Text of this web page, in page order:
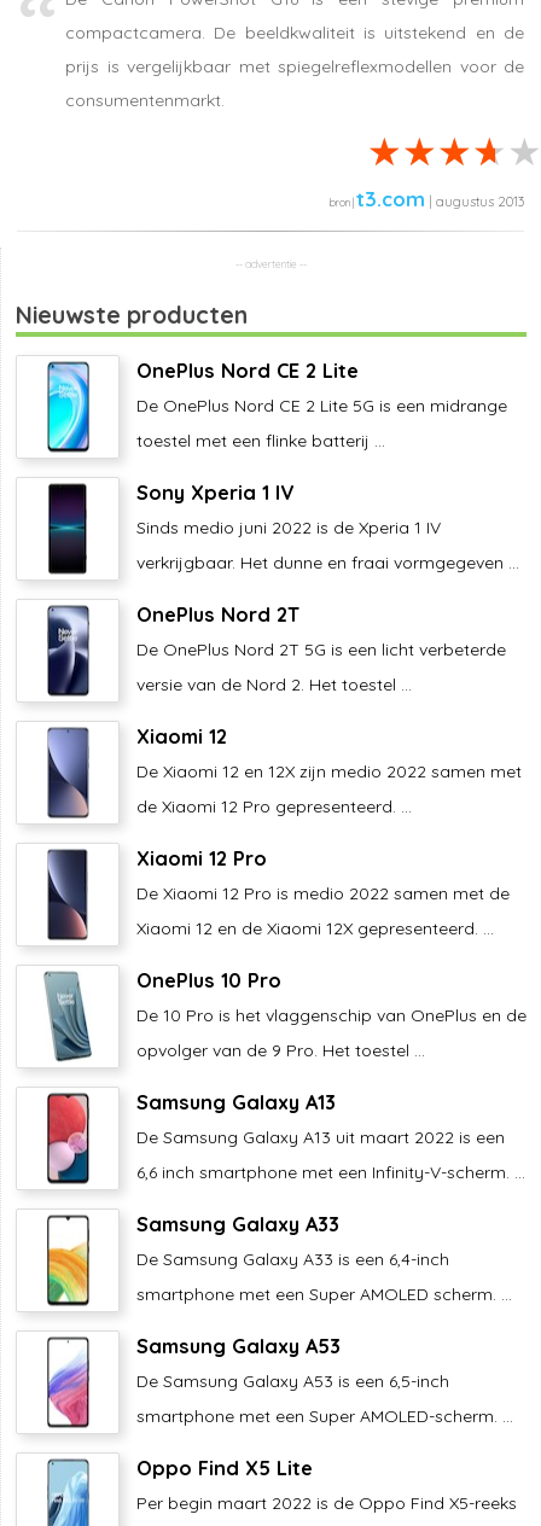
compactcamera. De beeldkwaliteit is uitstekend en de
prijs is vergelijkbaar met spiegelreflexmodellen voor de
consumentenmarkt.
t3.com | augustus 2013
Nieuwste producten
OnePlus Nord CE 2 Lite
De OnePlus Nord CE 2 Lite 5G is een midrange
toestel met een flinke batterij ...
Sony Xperia 1 IV
Sinds medio juni 2022 is de Xperia 1 IV
verkrijgbaar. Het dunne en fraai vormgegeven ...
OnePlus Nord 2T
De OnePlus Nord 2T 5G is een licht verbeterde
versie van de Nord 2. Het toestel ...
Xiaomi 12
De Xiaomi 12 en 12X zijn medio 2022 samen met
de Xiaomi 12 Pro gepresenteerd. ...
Xiaomi 12 Pro
De Xiaomi 12 Pro is medio 2022 samen met de
Xiaomi 12 en de Xiaomi 12X gepresenteerd. ...
OnePlus 10 Pro
De 10 Pro is het vlaggenschip van OnePlus en de
opvolger van de 9 Pro. Het toestel ...
Samsung Galaxy A13
De Samsung Galaxy A13 uit maart 2022 is een
6,6 inch smartphone met een Infinity-V-scherm. ...
Samsung Galaxy A33
De Samsung Galaxy A33 is een 6,4-inch
smartphone met een Super AMOLED scherm. ...
Samsung Galaxy A53
De Samsung Galaxy A53 is een 6,5-inch
smartphone met een Super AMOLED-scherm. ...
Oppo Find X5 Lite
Per begin maart 2022 is de Oppo Find X5-reeks